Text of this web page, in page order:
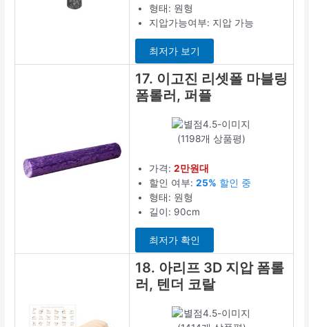
형태: 원형
지압가능여부: 지압 가능
최저가 보기
17. 이고진 리셋폴 마블링
폼롤러, 퍼플
(1198개 상품평)
가격:2만원대
할인 여부:25% 할인 중
형태: 원형
길이: 90cm
최저가 확인
18. 아리프 3D 지압 폼롤
러, 텐더 코랄